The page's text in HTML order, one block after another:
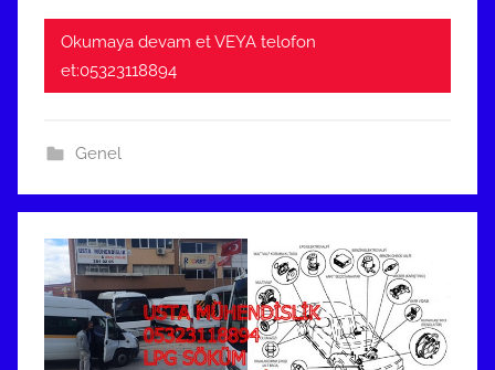
t
r
h
i
d
g
Okumaya devam et VEYA telofon
et:05323118894
Genel